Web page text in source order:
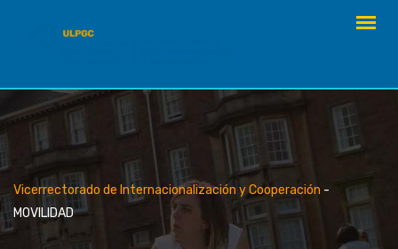
Vicerrectorado de Internacionalización y Cooperación -
MOVILIDAD